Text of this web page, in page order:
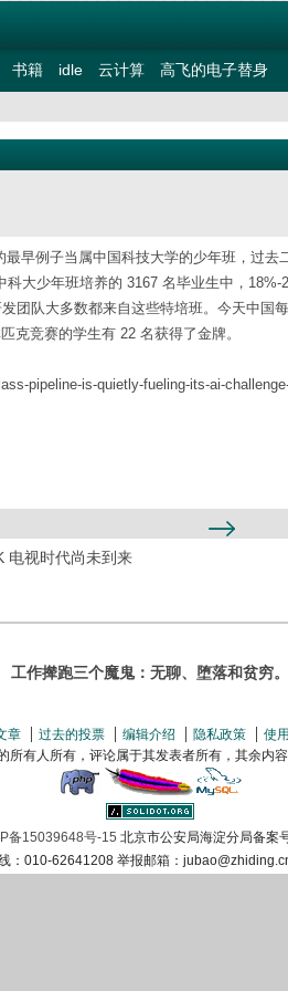
书籍 idle 云计算 高飞的电子替身
早例子当属中国科技大学的少年班，过去
大少年班培养的 3167 名毕业生中，18%-
团队大多数都来自这些特培班。今天中国
克竞赛的学生有 22 名获得了金牌。
pipeline-is-quietly-fueling-its-ai-
电视时代尚未到来
工作撵跑三个魔鬼：无聊、堕落和贫穷。
章 过去的投票 编辑介绍 隐私政策 使
所有人所有，评论属于其发表者所有，其余内
备15039648号-15 北京市公安局海淀分局备案
010-62641208 举报邮箱：